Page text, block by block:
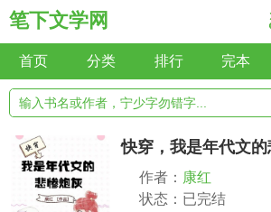
笔下文学网
首页 分类 排行 完本
快穿，我是年代文
作者： 康红
状态：已完结